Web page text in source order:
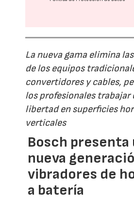
La nueva gama elimina
de los equipos
convertidores y cables,
los profesionales
libertad en superficies
verticales
Bosch presenta
nueva
vibradores de
a batería